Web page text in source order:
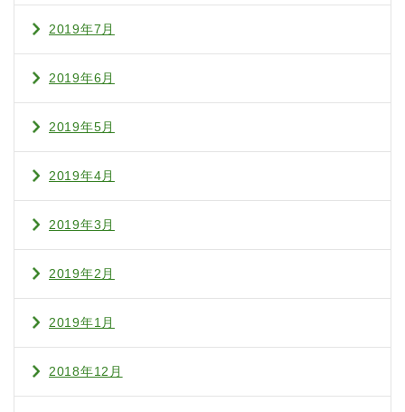
2019年7月
2019年6月
2019年5月
2019年4月
2019年3月
2019年2月
2019年1月
2018年12月